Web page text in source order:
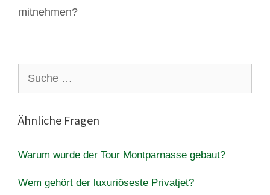
mitnehmen?
nach:
Ähnliche Fragen
Warum wurde der Tour Montparnasse gebaut?
Wem gehört der luxuriöseste Privatjet?